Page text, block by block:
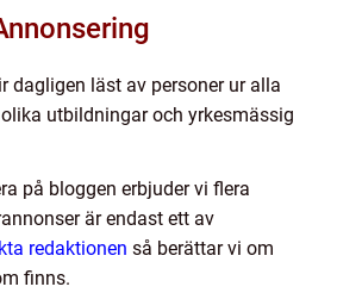
dagligen läst av personer ur alla
utbildningar och yrkesmässig
på bloggen erbjuder vi flera
är endast ett av
redaktionen så berättar vi om
finns.